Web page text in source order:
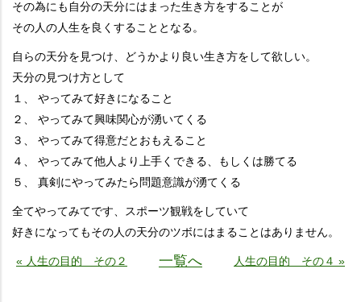
その為にも自分の天分にはまった生き方をすることが
その人の人生を良くすることとなる。
自らの天分を見つけ、どうかより良い生き方をして欲しい。
天分の見つけ方として
１、 やってみて好きになること
２、 やってみて興味関心が湧いてくる
３、 やってみて得意だとおもえること
４、 やってみて他人より上手くできる、もしくは勝てる
５、 真剣にやってみたら問題意識が湧てくる
全てやってみてです、スポーツ観戦をしていて
好きになってもその人の天分のツボにはまることはありません。
« 人生の目的 その２ 一覧へ 人生の目的 その４ »